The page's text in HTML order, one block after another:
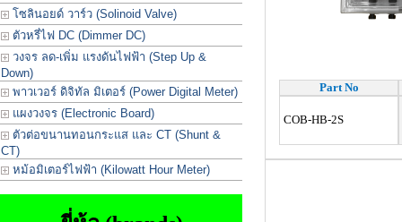
โซลินอยด์ วาร์ว (Solinoid Valve)
ตัวหรี่ไฟ DC (Dimmer DC)
วงจร ลด-เพิ่ม แรงดันไฟฟ้า (Step Up &
Down)
พาวเวอร์ ดิจิทัล มิเตอร์ (Power Digital Meter)
แผงวงจร (Electronic Board)
ตัวต่อขนานทอนกระแส และ CT (Shunt &
CT)
หม้อมิเตอร์ไฟฟ้า (Kilowatt Hour Meter)
Part No
COB-HB-2S